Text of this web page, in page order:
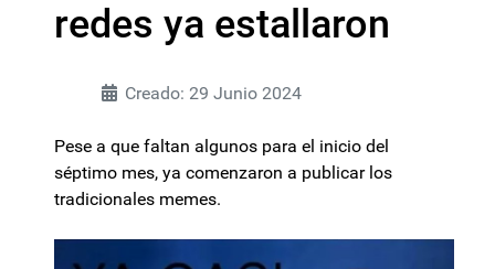
redes ya estallaron
Creado: 29 Junio 2024
Pese a que faltan algunos para el inicio del
séptimo mes, ya comenzaron a publicar los
tradicionales memes.